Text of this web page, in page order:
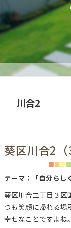
川合2
葵区川合2（
テーマ：「自分らし
葵区川合二丁目３区
つも笑顔に帰れる
幸せなことですよね。